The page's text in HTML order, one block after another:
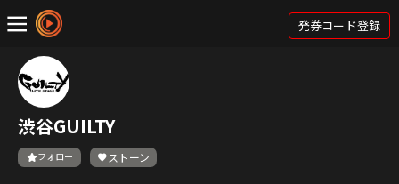
発券コード登録
渋谷GUILTY
フォロー ストーン